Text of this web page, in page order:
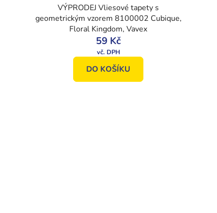
VÝPRODEJ Vliesové tapety s
geometrickým vzorem 8100002 Cubique,
Floral Kingdom, Vavex
59 Kč
DO KOŠÍKU